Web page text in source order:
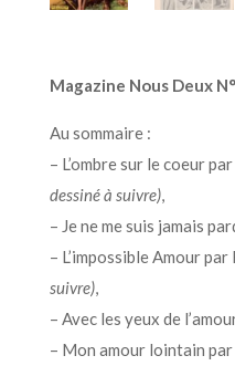
Magazine Nous Deux
Au sommaire :
– L’ombre sur le coeur
dessiné à suivre),
– Je ne me suis jamais
– L’impossible Amour
suivre),
– Avec les yeux de
– Mon amour lointain